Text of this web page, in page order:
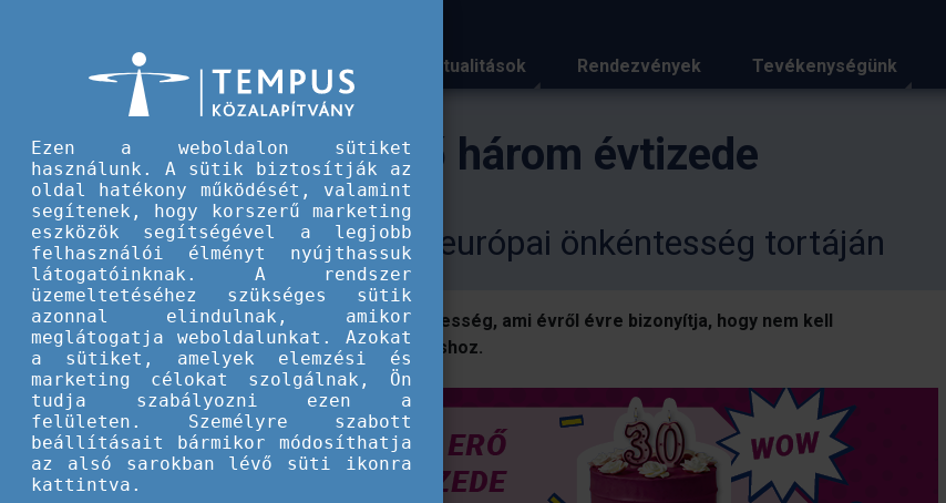
Aktualitások Rendezvények Tevékenységünk
A közösségi erő három évtizede
A közösségi erő három évtizede
Harminc gyertya az európai önkéntesség tortáján
Idén harminc éves az európai önkéntesség, ami évről évre bizonyítja, hogy nem kell
szuperhősnek lenni a segítségnyújtáshoz.
Ezen a weboldalon sütiket
használunk. A sütik biztosítják az
oldal hatékony működését, valamint
segítenek, hogy korszerű marketing
eszközök segítségével a legjobb
felhasználói élményt nyújthassuk
látogatóinknak. A rendszer
üzemeltetéséhez szükséges sütik
azonnal elindulnak, amikor
meglátogatja weboldalunkat. Azokat
a sütiket, amelyek elemzési és
marketing célokat szolgálnak, Ön
tudja szabályozni ezen a
felületen. Személyre szabott
beállításait bármikor módosíthatja
az alsó sarokban lévő süti ikonra
kattintva.